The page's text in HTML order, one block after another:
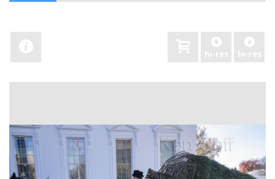
hi-res lo-res